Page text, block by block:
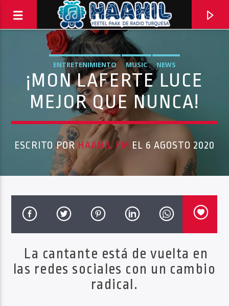
PROGRAMA ACTUAL
INFORMATIVO TURQUESA – 1RA EMISIÓN
Haahil FM
ENTRETENIMIENTO MUSIC NEWS
¡MON LAFERTE LUCE
MEJOR QUE NUNCA!
ESCRITO POR HAAHIL FM EL 6 AGOSTO 2020
La cantante está de vuelta en
las redes sociales con un cambio
radical.